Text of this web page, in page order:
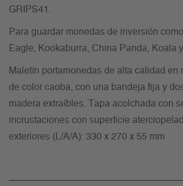
GRIPS41.
Para guardar monedas de inversión
Eagle, Kookaburra, China Panda, Koala
Maletín portamonedas de alta calidad en
de color caoba, con una bandeja fija y
madera extraíbles. Tapa acolchada con
incrustaciones con superficie
exteriores (L/A/A): 330 x 270 x 55 mm